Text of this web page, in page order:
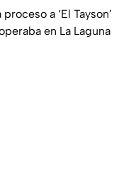
a ‘El Tayson’
en La Laguna